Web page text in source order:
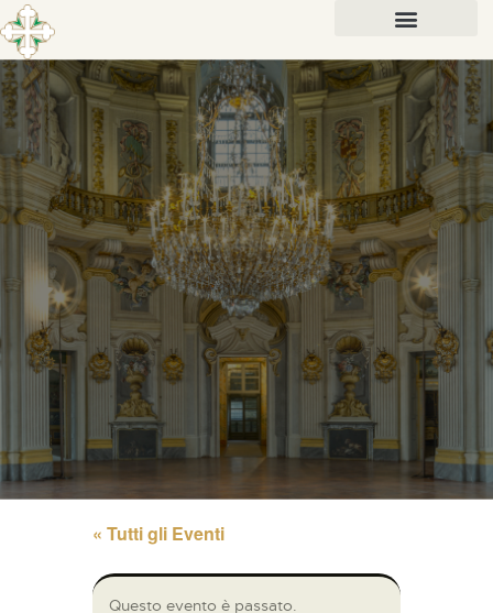
« Tutti gli Eventi
Questo evento è passato.